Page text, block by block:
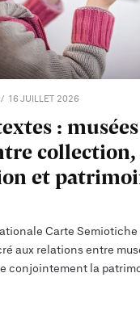
16 JUILLET 2026
:
collection,
et
Carte Semiotiche
aux relations entre
conjointement la